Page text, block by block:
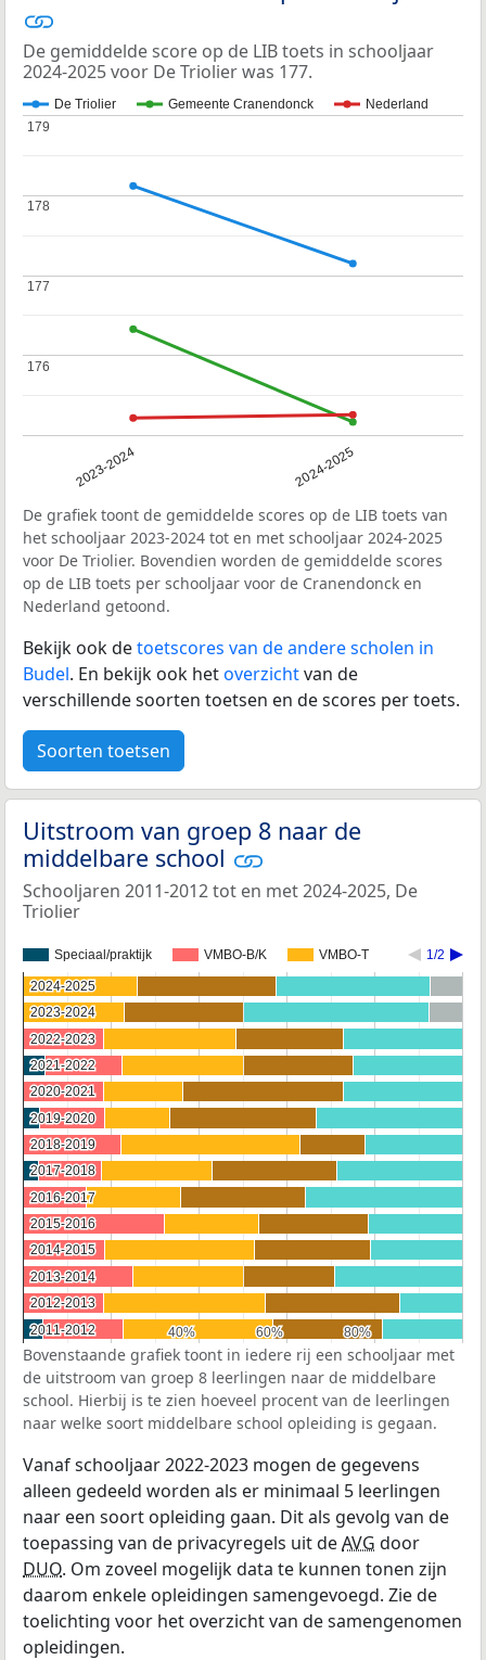
De gemiddelde score op de LIB toets in schooljaar
2024-2025 voor De Triolier was 177.
De Triolier Gemeente Cranendonck Nederland
2023-2024 2024-2025
176
176
177
177
178
178
179
179
De grafiek toont de gemiddelde scores op de LIB toets van
het schooljaar 2023-2024 tot en met schooljaar 2024-2025
voor De Triolier. Bovendien worden de gemiddelde scores
op de LIB toets per schooljaar voor de Cranendonck en
Nederland getoond.
Bekijk ook detoetscores van de andere scholen in
Budel. En bekijk ook hetoverzichtvan de
verschillende soorten toetsen en de scores per toets.
Soorten toetsen
Uitstroom van groep 8 naar de
middelbare school
Schooljaren 2011-2012 tot en met 2024-2025, De
Triolier
Speciaal/praktijk VMBO-B/K VMBO-T 1/2
40%
40% 60%
60% 80%
80%
2024-2025
2024-2025
2023-2024
2023-2024
2022-2023
2022-2023
2021-2022
2021-2022
2020-2021
2020-2021
2019-2020
2019-2020
2018-2019
2018-2019
2017-2018
2017-2018
2016-2017
2016-2017
2015-2016
2015-2016
2014-2015
2014-2015
2013-2014
2013-2014
2012-2013
2012-2013
2011-2012
2011-2012
Bovenstaande grafiek toont in iedere rij een schooljaar met
de uitstroom van groep 8 leerlingen naar de middelbare
school. Hierbij is te zien hoeveel procent van de leerlingen
naar welke soort middelbare school opleiding is gegaan.
Vanaf schooljaar 2022-2023 mogen de gegevens
alleen gedeeld worden als er minimaal 5 leerlingen
naar een soort opleiding gaan. Dit als gevolg van de
toepassing van de privacyregels uit deAVG door
DUO. Om zoveel mogelijk data te kunnen tonen zijn
daarom enkele opleidingen samengevoegd. Zie de
toelichting voor het overzicht van de samengenomen
opleidingen.